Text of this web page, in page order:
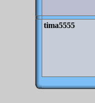
tima5555